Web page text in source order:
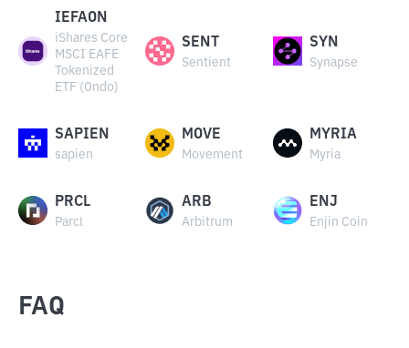
IEFAON
iShares Core
MSCI EAFE
Tokenized
ETF (Ondo)
SENT
Sentient
SYN
Synapse
SAPIEN
sapien
MOVE
Movement
MYRIA
Myria
PRCL
Parcl
ARB
Arbitrum
ENJ
Enjin Coin
FAQ